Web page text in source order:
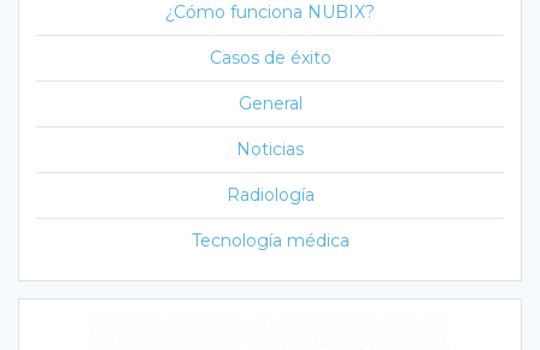
¿Cómo funciona NUBIX?
Casos de éxito
General
Noticias
Radiología
Tecnología médica